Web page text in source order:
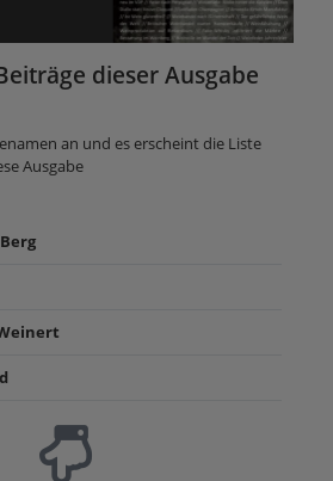
dieser Ausgabe
an und es erscheint die Liste
Ausgabe